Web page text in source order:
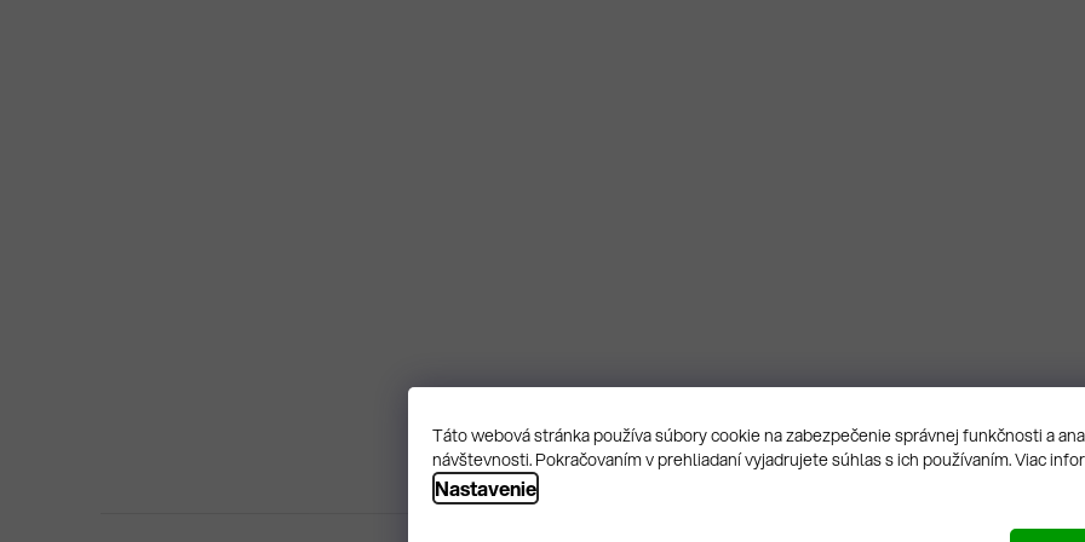
Táto webová stránka používa súbory cookie na zabezpečenie správnej funkčnosti a
návštevnosti. Pokračovaním v prehliadaní vyjadrujete súhlas s ich používaním. Viac
Nastavenie